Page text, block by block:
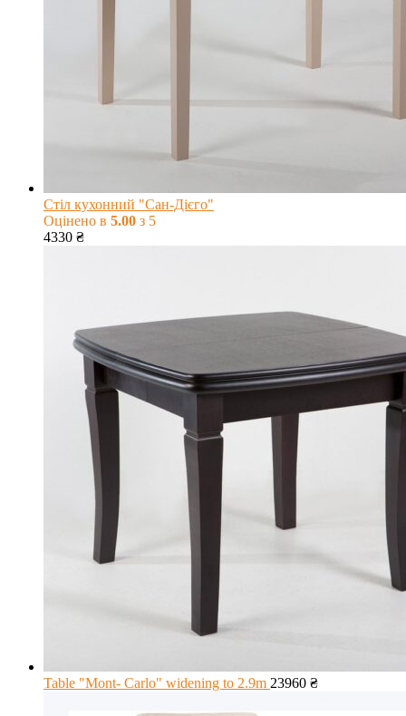
Стіл кухонний "Сан-Дієго"
Оцінено в 5.00 з 5
4330 ₴
Table "Mont- Carlo" widening to 2.9m 23960 ₴